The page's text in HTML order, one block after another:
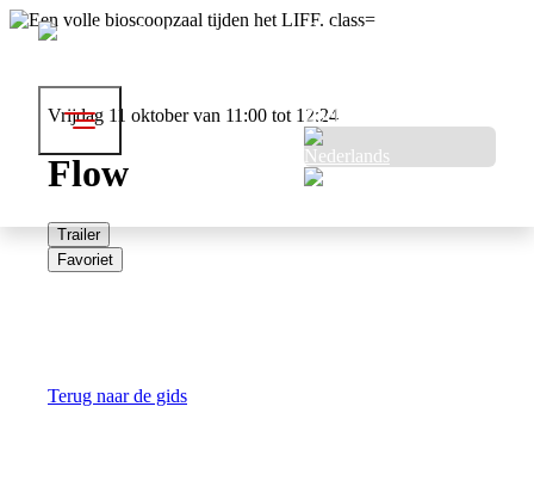
Festival
Zoeken
Vrijdag 11 oktober van 11:00 tot 12:24
Flow
Trailer
Favoriet
Terug naar de gids